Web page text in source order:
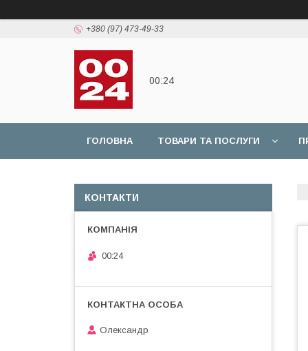
+380 (97) 473-49-33
00:24
ГОЛОВНА ТОВАРИ ТА ПОСЛУГИ
КОНТАКТИ
00:24
Олександр